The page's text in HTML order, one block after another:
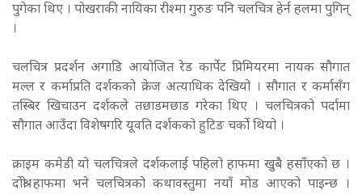
पुगेका थिए । पोखराकी नायिका रीश्मा गुरुङ पनि चलचित्र हेर्न हलमा पुगिन्
।
चलचित्र प्रदर्शन अगाडि आयोजित रेड कार्पेट प्रिमियरमा नायक सौगात
मल्ल र कर्माप्रति दर्शकको क्रेज अत्याधिक देखियो । सौगात र कर्मासँग
तस्बिर खिचाउन दर्शकले तछाडमछाड गरेका थिए । चलचित्रको पर्दामा
सौगात आउँदा विशेषगरि यूवति दर्शकको हुटिङ चर्को थियो ।
क्राइम कमेडी यो चलचित्रले दर्शकलाई पहिलो हाफमा खुबै हसाँएको छ ।
दोश्रो हाफमा भने चलचित्रको कथावस्तुमा नयाँ मोड आएको पाइन्छ ।